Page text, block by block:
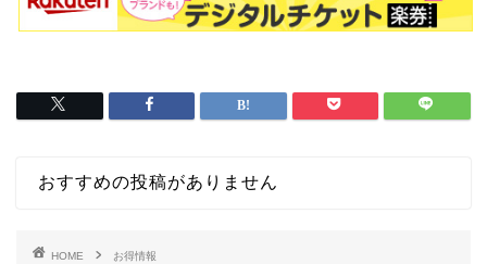
おすすめの投稿がありません
HOME
お得情報